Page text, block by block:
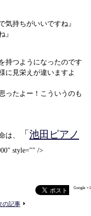
持ちがいいですね』
持つようになったのです
に見栄えが違いますよ
よー！こういうのも
は、 「 池田ピアノ
style="" />
Google +1
の記事